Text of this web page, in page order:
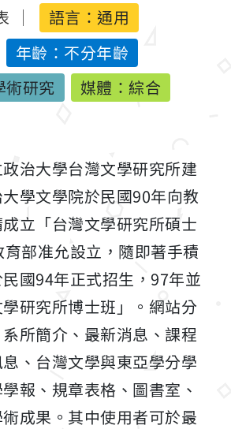
語言： 通用
年齡：不分年齡
術研究
媒體：綜合
治大學台灣文學研究所建
學文學院於民國90年向教
立「台灣文學研究所碩士
部准允設立，隨即著手積
國94年正式招生，97年並
研究所博士班」。網站分
所簡介、最新消息、課程
、台灣文學與東亞學分學
報、規章表格、圖書室、
成果。其中使用者可於最